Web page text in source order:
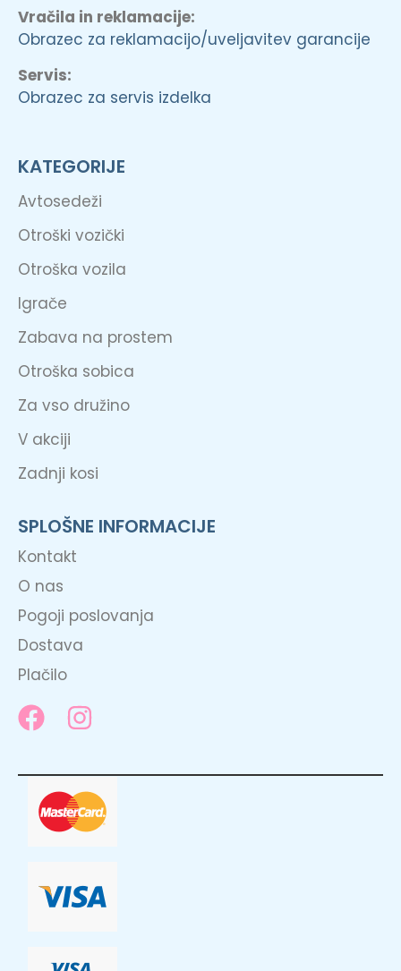
Vračila in reklamacije:
Obrazec za reklamacijo/uveljavitev garancije
Servis:
Obrazec za servis izdelka
KATEGORIJE
Avtosedeži
Otroški vozički
Otroška vozila
Igrače
Zabava na prostem
Otroška sobica
Za vso družino
V akciji
Zadnji kosi
SPLOŠNE INFORMACIJE
Kontakt
O nas
Pogoji poslovanja
Dostava
Plačilo